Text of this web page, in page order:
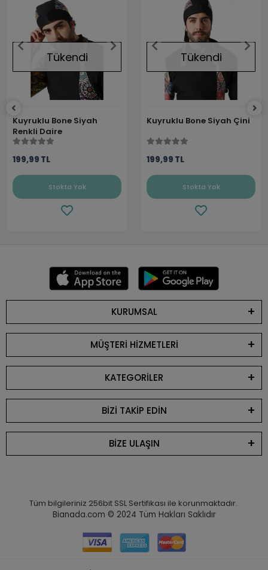
Tükendi
Kuyruklu Bone Siyah
Renkli Daire
199,99 TL
Stokta Yok
Tükendi
Kuyruklu Bone Siyah Çini
199,99 TL
Stokta Yok
KURUMSAL
MÜŞTERİ HİZMETLERİ
KATEGORİLER
BİZİ TAKİP EDİN
BİZE ULAŞIN
Tüm bilgileriniz 256bit SSL Sertifikası ile korunmaktadır.
Bianada.com © 2024 Tüm Hakları Saklıdır